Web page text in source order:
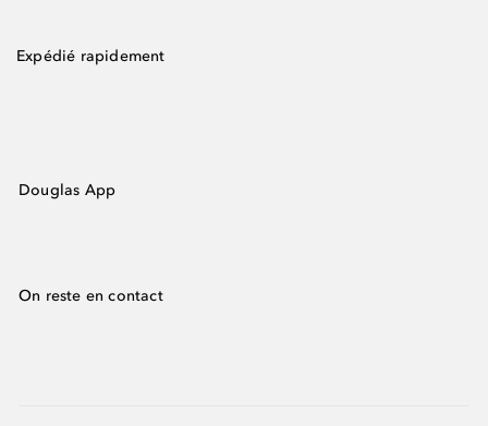
Expédié rapidement
Douglas App
On reste en contact